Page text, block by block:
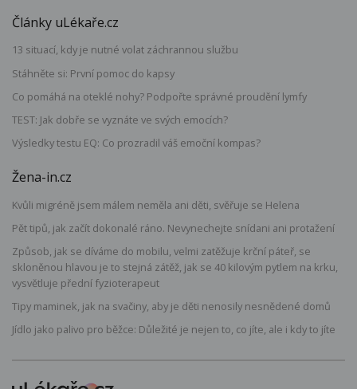
Články uLékaře.cz
13 situací, kdy je nutné volat záchrannou službu
Stáhněte si: První pomoc do kapsy
Co pomáhá na oteklé nohy? Podpořte správné proudění lymfy
TEST: Jak dobře se vyznáte ve svých emocích?
Výsledky testu EQ: Co prozradil váš emoční kompas?
Žena-in.cz
Kvůli migréně jsem málem neměla ani děti, svěřuje se Helena
Pět tipů, jak začít dokonalé ráno. Nevynechejte snídani ani protažení
Způsob, jak se díváme do mobilu, velmi zatěžuje krční páteř, se
skloněnou hlavou je to stejná zátěž, jak se 40 kilovým pytlem na krku,
vysvětluje přední fyzioterapeut
Tipy maminek, jak na svačiny, aby je děti nenosily nesnědené domů
Jídlo jako palivo pro běžce: Důležité je nejen to, co jíte, ale i kdy to jíte